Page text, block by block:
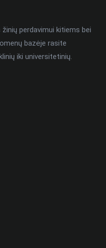
perdavimui kitiems bei
bazėje rasite
iki universitetinių.